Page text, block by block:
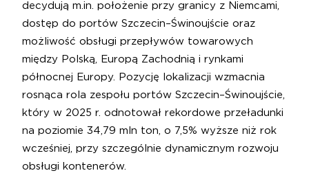
decydują m.in. położenie przy granicy z Niemcami,
dostęp do portów Szczecin–Świnoujście oraz
możliwość obsługi przepływów towarowych
między Polską, Europą Zachodnią i rynkami
północnej Europy. Pozycję lokalizacji wzmacnia
rosnąca rola zespołu portów Szczecin–Świnoujście,
który w 2025 r. odnotował rekordowe przeładunki
na poziomie 34,79 mln ton, o 7,5% wyższe niż rok
wcześniej, przy szczególnie dynamicznym rozwoju
obsługi kontenerów.